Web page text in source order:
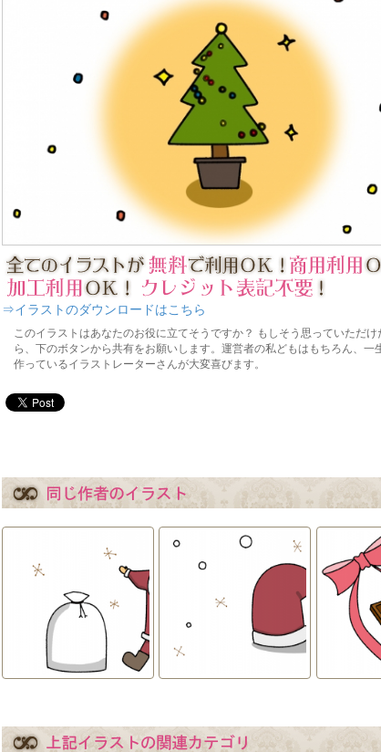
⇒イラストのダウンロードはこちら